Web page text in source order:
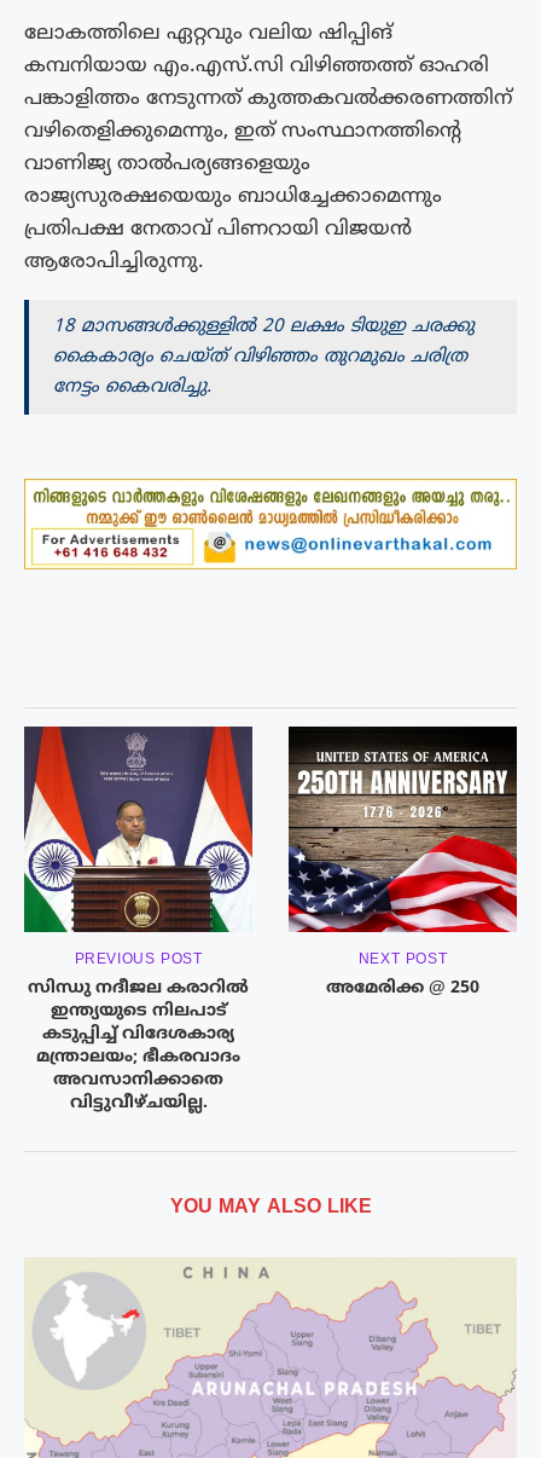
ലോകത്തിലെ ഏറ്റവും വലിയ ഷിപ്പിങ്
കമ്പനിയായ എം.എസ്.സി വിഴിഞ്ഞത്ത് ഓഹരി
പങ്കാളിത്തം നേടുന്നത് കുത്തകവൽക്കരണത്തിന്
വഴിതെളിക്കുമെന്നും, ഇത് സംസ്ഥാനത്തിന്റെ
വാണിജ്യ താൽപര്യങ്ങളെയും
രാജ്യസുരക്ഷയെയും ബാധിച്ചേക്കാമെന്നും
പ്രതിപക്ഷ നേതാവ് പിണറായി വിജയൻ
ആരോപിച്ചിരുന്നു.
18 മാസങ്ങൾക്കുള്ളിൽ 20 ലക്ഷം ടിയുഇ ചരക്കു
കൈകാര്യം ചെയ്ത് വിഴിഞ്ഞം തുറമുഖം ചരിത്ര
നേട്ടം കൈവരിച്ചു.
PREVIOUS POST
സിന്ധു നദീജല കരാറില്‍
ഇന്ത്യയുടെ നിലപാട്
കടുപ്പിച്ച് വിദേശകാര്യ
മന്ത്രാലയം; ഭീകരവാദം
അവസാനിക്കാതെ
വിട്ടുവീഴ്ചയില്ല.
NEXT POST
അമേരിക്ക @ 250
YOU MAY ALSO LIKE